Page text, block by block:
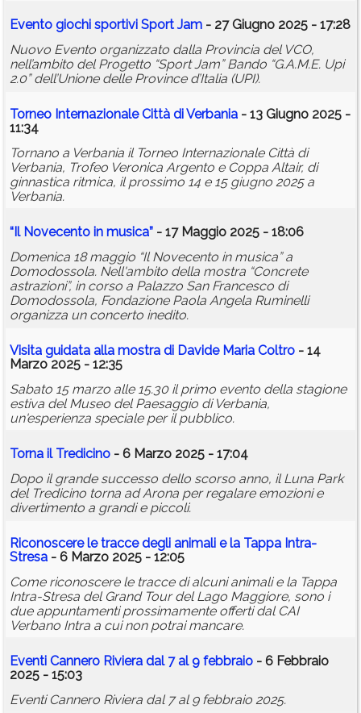
Evento giochi sportivi Sport Jam - 27 Giugno 2025 - 17:28
Nuovo Evento organizzato dalla Provincia del VCO,
nell’ambito del Progetto “Sport Jam” Bando “G.A.M.E. Upi
2.0” dell’Unione delle Province d’Italia (UPI).
Torneo Internazionale Città di Verbania - 13 Giugno 2025 -
11:34
Tornano a Verbania il Torneo Internazionale Città di
Verbania, Trofeo Veronica Argento e Coppa Altair, di
ginnastica ritmica, il prossimo 14 e 15 giugno 2025 a
Verbania.
“Il Novecento in musica” - 17 Maggio 2025 - 18:06
Domenica 18 maggio “Il Novecento in musica” a
Domodossola. Nell'ambito della mostra “Concrete
astrazioni”, in corso a Palazzo San Francesco di
Domodossola, Fondazione Paola Angela Ruminelli
organizza un concerto inedito.
Visita guidata alla mostra di Davide Maria Coltro - 14
Marzo 2025 - 12:35
Sabato 15 marzo alle 15.30 il primo evento della stagione
estiva del Museo del Paesaggio di Verbania,
un'esperienza speciale per il pubblico.
Torna il Tredicino - 6 Marzo 2025 - 17:04
Dopo il grande successo dello scorso anno, il Luna Park
del Tredicino torna ad Arona per regalare emozioni e
divertimento a grandi e piccoli.
Riconoscere le tracce degli animali e la Tappa Intra-
Stresa - 6 Marzo 2025 - 12:05
Come riconoscere le tracce di alcuni animali e la Tappa
Intra-Stresa del Grand Tour del Lago Maggiore, sono i
due appuntamenti prossimamente offerti dal CAI
Verbano Intra a cui non potrai mancare.
Eventi Cannero Riviera dal 7 al 9 febbraio - 6 Febbraio
2025 - 15:03
Eventi Cannero Riviera dal 7 al 9 febbraio 2025.